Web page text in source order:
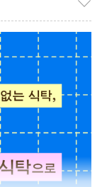
끼를 잘 차려 먹는
단하게 사먹을 수
영 작가의 도시락
도 구경하게 되었
비건 식당을 찾는
에 검색을 거쳐서
이 판매되고 있기
든 동물성 식재료
물 페스토 리소토
백면